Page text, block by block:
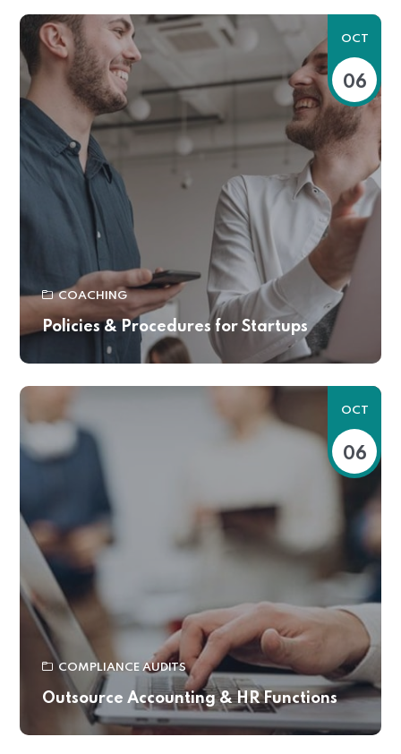
OCT
06
COACHING
Policies & Procedures for Startups
OCT
06
COMPLIANCE AUDITS
Outsource Accounting & HR Functions